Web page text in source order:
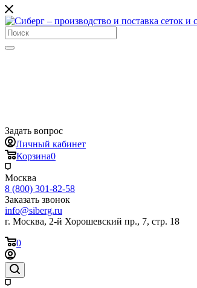
Задать вопрос
Личный кабинет
Корзина0
Москва
8 (800) 301-82-58
Заказать звонок
info@siberg.ru
г. Москва, 2-й Хорошевский пр., 7, стр. 18
0